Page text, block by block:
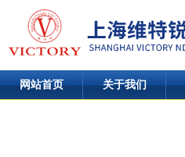
网站首页 关于我们